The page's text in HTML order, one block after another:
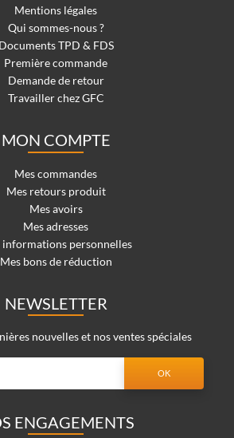
Mentions légales
Qui sommes-nous ?
Documents TPD & FDS
Première commande
Demande de retour
Travailler chez GFC
MON COMPTE
Mes commandes
Mes retours produit
Mes avoirs
Mes adresses
informations personnelles
Mes bons de réduction
NEWSLETTER
nouvelles et nos ventes spéciales
ENGAGEMENTS